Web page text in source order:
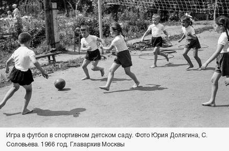
Игра в футбол в спортивном детском саду. Фото Юрия Долягина, С.
Соловьева. 1966 год. Главархив Москвы